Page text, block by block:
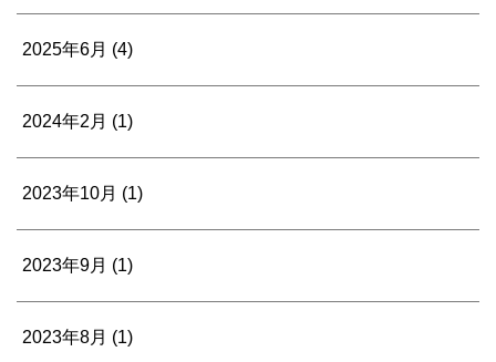
2025年6月 (4)
2024年2月 (1)
2023年10月 (1)
2023年9月 (1)
2023年8月 (1)